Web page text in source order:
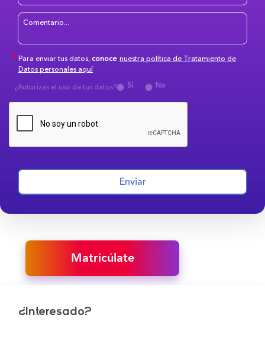
Para enviar tus datos,conoce nuestra política de Tratamiento de
Datos personales aquí
¿Autorizas el uso de tus datos?
Sí No
Enviar
Matricúlate
¿Interesado?